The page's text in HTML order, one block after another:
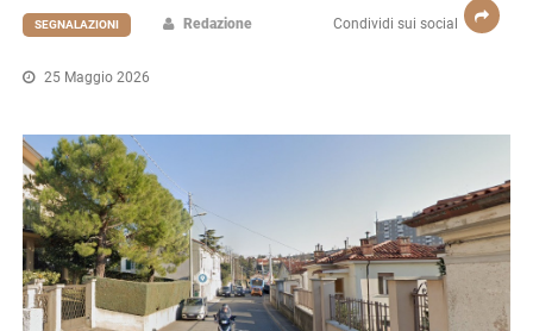
Condividi sui social
SEGNALAZIONI Redazione
25 Maggio 2026